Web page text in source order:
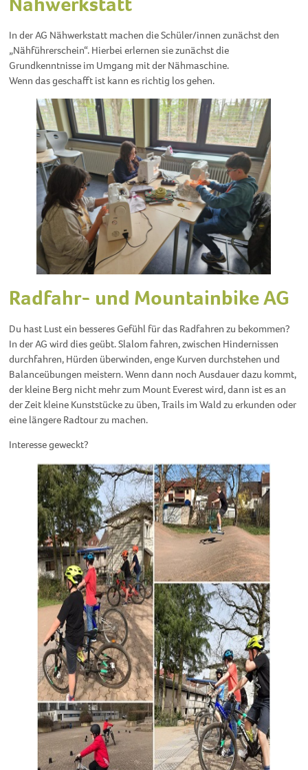
In der AG Nähwerkstatt machen die Schüler/innen zunächst den
„Nähführerschein“. Hierbei erlernen sie zunächst die
Grundkenntnisse im Umgang mit der Nähmaschine.
Wenn das geschafft ist kann es richtig los gehen.
Radfahr- und Mountainbike AG
Du hast Lust ein besseres Gefühl für das Radfahren zu bekommen?
In der AG wird dies geübt. Slalom fahren, zwischen Hindernissen
durchfahren, Hürden überwinden, enge Kurven durchstehen und
Balanceübungen meistern. Wenn dann noch Ausdauer dazu kommt,
der kleine Berg nicht mehr zum Mount Everest wird, dann ist es an
der Zeit kleine Kunststücke zu üben, Trails im Wald zu erkunden oder
eine längere Radtour zu machen.
Interesse geweckt?